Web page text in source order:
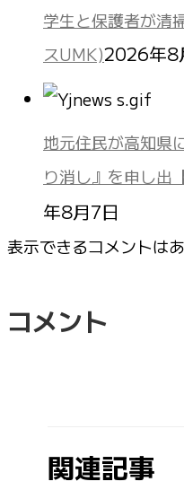
学生と保護者が清
スUMK)2026年8
地元住民が高知県
り消し』を申し出
年8月7日
表示できるコメントはあ
コメント
関連記事